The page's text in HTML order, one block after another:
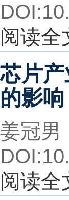
阅读全
芯片
的影响
姜冠男
阅读全